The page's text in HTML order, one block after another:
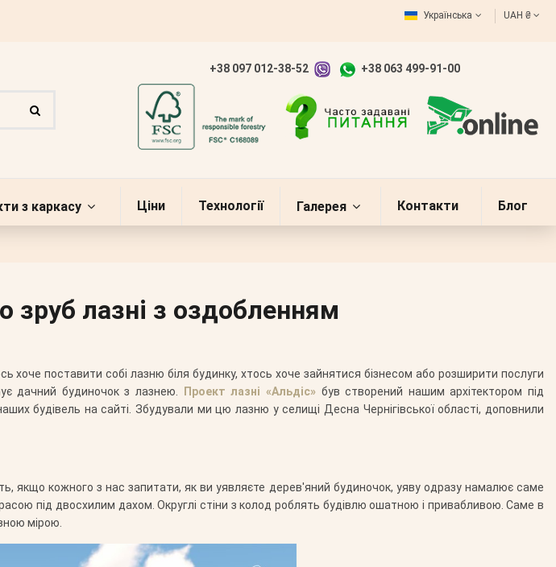
Українська UAH ₴
+38 097 012-38-52 +38 063 499-91-00
з каркасу Ціни Технології Галерея Контакти Блог
зруб лазні з оздобленням
поставити собі лазню біля будинку, хтось хоче зайнятися бізнесом або розширити послуги
дачний будиночок з лазнею. Проект лазні «Альдіс» був створений нашим архітектором під
будівель на сайті. Збудували ми цю лазню у селищі Десна Чернігівської області, доповнили
якщо кожного з нас запитати, як ви уявляєте дерев'яний будиночок, уяву одразу намалює саме
під двосхилим дахом. Округлі стіни з колод роблять будівлю ошатною і привабливою. Саме в
мірою.